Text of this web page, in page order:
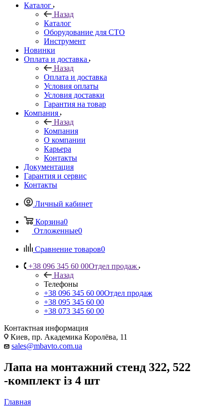
Каталог
Назад
Каталог
Оборудование для СТО
Инструмент
Новинки
Оплата и доставка
Назад
Оплата и доставка
Условия оплаты
Условия доставки
Гарантия на товар
Компания
Назад
Компания
О компании
Карьера
Контакты
Документация
Гарантия и сервис
Контакты
Личный кабинет
Корзина0
Отложенные0
Сравнение товаров0
+38 096 345 60 00Отдел продаж
Назад
Телефоны
+38 096 345 60 00Отдел продаж
+38 095 345 60 00
+38 073 345 60 00
Контактная информация
Киев, пр. Академика Королёва, 11
sales@mbavto.com.ua
Лапа на монтажний стенд 322, 522
-комплект із 4 шт
Главная